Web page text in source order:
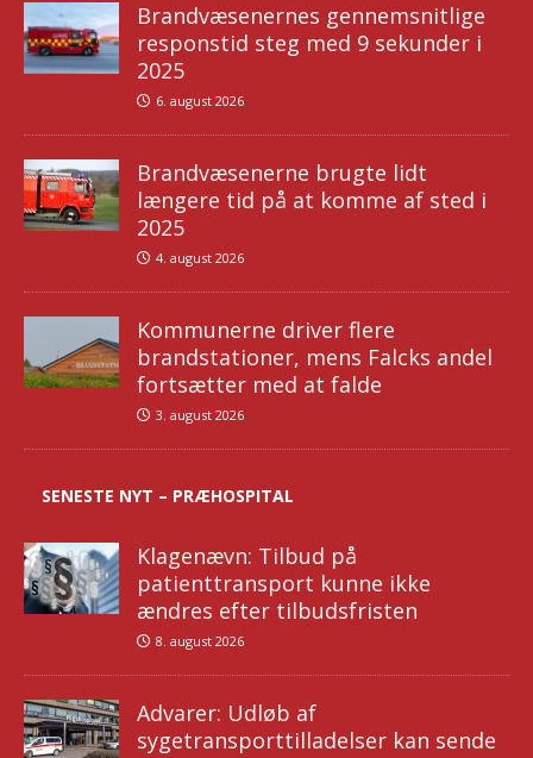
Brandvæsenernes gennemsnitlige
responstid steg med 9 sekunder i
2025
6. august 2026
Brandvæsenerne brugte lidt
længere tid på at komme af sted i
2025
4. august 2026
Kommunerne driver flere
brandstationer, mens Falcks andel
fortsætter med at falde
3. august 2026
SENESTE NYT – PRÆHOSPITAL
Klagenævn: Tilbud på
patienttransport kunne ikke
ændres efter tilbudsfristen
8. august 2026
Advarer: Udløb af
sygetransporttilladelser kan sende